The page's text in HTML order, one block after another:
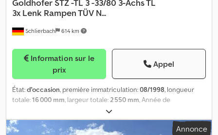
Schlierbach 614 km
Goldhofer STZ -TL 3 -33/80 3-Achs TL
3x Lenk Rampen TÜV N...
prix
Appel
État:d'occasion, première immatriculation:08/1998, longueur
totale:16 000 mm, largeur totale:2 550 mm, Année de
, GOLDHOFER STZ-TL 3-33/80 semi-remorque
surbaissée à 3 essieux (col de cygne) avec 3 essieux directeurs,
plateau abaissable et rampes hydrauliques REMORQUE SABLÉE
Annonce